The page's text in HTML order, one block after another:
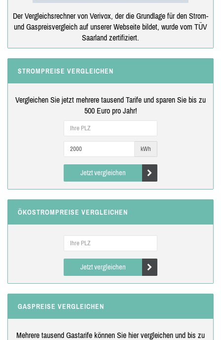
Der Vergleichsrechner von Verivox, der die Grundlage für den Strom-
und Gaspreisvergleich auf unserer Webseite bildet, wurde vom TÜV
Saarland zertifiziert.
STROMPREISE VERGLEICHEN
Vergleichen Sie jetzt mehrere tausend Tarife und sparen Sie bis zu
500 Euro pro Jahr!
kWh
Jetzt vergleichen
ÖKOSTROMPREISE VERGLEICHEN
Jetzt vergleichen
GASPREISE VERGLEICHEN
Mehrere tausend Gastarife können Sie hier vergleichen und bis zu